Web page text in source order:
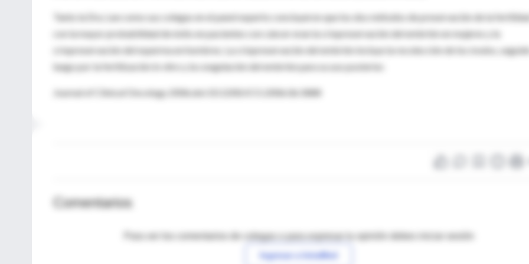
Tanto la Dra. Lee como sus colegas en el panel experto concluyeron que los dos métodos de preservación de la
con la mayor probabilidad de éxito en pacientes con cáncer eran la criopreservación del embrión en mujeres y la
criopreservación del esperma en hombres. La criopreservación del embrión incluye la recolección de los óvulos,
luego por la fertilización in vitro y la congelación del embrión para su uso posterior.
Journal of Clinical Oncology 2006;doi:10.1200/JCO.2006.06.5888
Comentarios
Para ver los comentarios de colegas o para expresar tu opinión debes iniciar sesión
Ingresar a IntraMed